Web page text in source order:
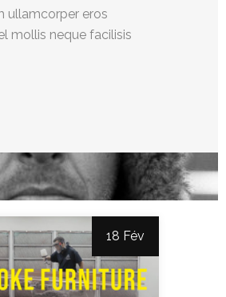
ullamcorper eros
mollis neque facilisis
18 Fév